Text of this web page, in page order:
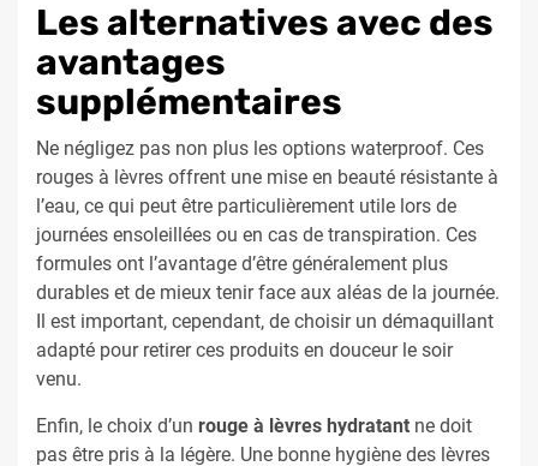
Les alternatives avec des
avantages
supplémentaires
Ne négligez pas non plus les options waterproof. Ces
rouges à lèvres offrent une mise en beauté résistante à
l’eau, ce qui peut être particulièrement utile lors de
journées ensoleillées ou en cas de transpiration. Ces
formules ont l’avantage d’être généralement plus
durables et de mieux tenir face aux aléas de la journée.
Il est important, cependant, de choisir un démaquillant
adapté pour retirer ces produits en douceur le soir
venu.
Enfin, le choix d’un rouge à lèvres hydratant ne doit
pas être pris à la légère. Une bonne hygiène des lèvres